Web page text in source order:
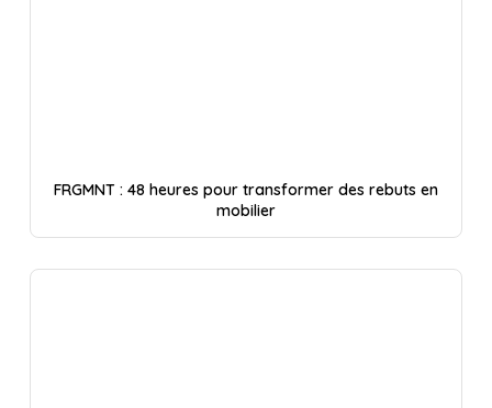
FRGMNT : 48 heures pour transformer des rebuts en
mobilier